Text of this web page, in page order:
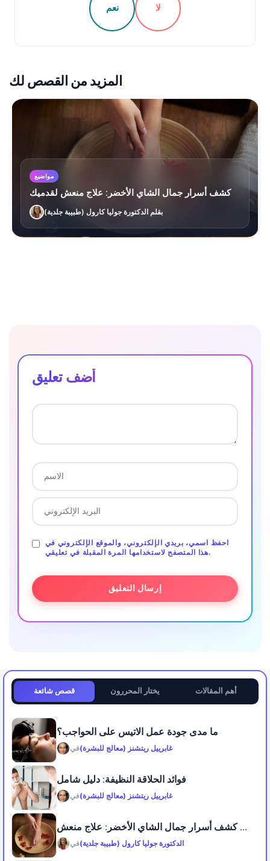
نعم لا
المزيد من القصص لك
مواضيع
كشف أسرار جمال الشاي الأخضر: علاج منعش لقدميك
بقلم الدكتورة جوليا كارول (طبيبة جلدية)
أضف تعليق
احفظ اسمي، بريدي الإلكتروني، والموقع الإلكتروني في
هذا المتصفح لاستخدامها المرة المقبلة في تعليقي.
قصص شائعة يختار المحررون أهم المقالات
ما مدى جودة عمل الاتيس على الحواجب؟
فيغابرييل ريتشنز (معالج للبشرة)
فوائد الحلاقة النظيفة: دليل شامل
فيغابرييل ريتشنز (معالج للبشرة)
كشف أسرار جمال الشاي الأخضر: علاج منعش ...
فيالدكتورة جوليا كارول (طبيبة جلدية)